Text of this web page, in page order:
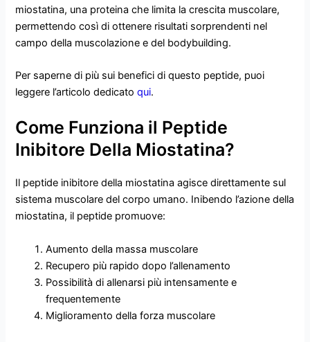
miostatina, una proteina che limita la crescita muscolare,
permettendo così di ottenere risultati sorprendenti nel
campo della muscolazione e del bodybuilding.
Per saperne di più sui benefici di questo peptide, puoi
leggere l’articolo dedicatoqui.
Come Funziona il Peptide
Inibitore Della Miostatina?
Il peptide inibitore della miostatina agisce direttamente sul
sistema muscolare del corpo umano. Inibendo l’azione della
miostatina, il peptide promuove:
Aumento della massa muscolare
Recupero più rapido dopo l’allenamento
Possibilità di allenarsi più intensamente e
frequentemente
Miglioramento della forza muscolare